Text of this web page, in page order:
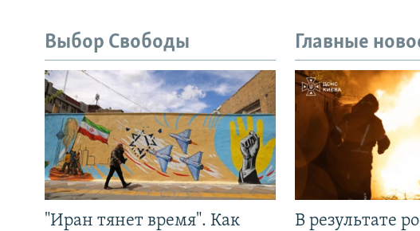
Выбор Свободы
"Иран тянет время". Как
Главные
В результате